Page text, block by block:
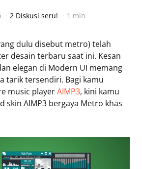
2 Diskusi seru! 1 min
dulu disebut metro) telah
desain terbaru saat ini. Kesan
elegan di Modern UI memang
tarik tersendiri. Bagi kamu
music playerAIMP3, kini kamu
skin AIMP3 bergaya Metro khas